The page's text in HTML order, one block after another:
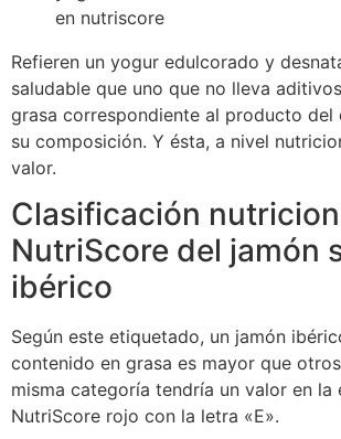
Refieren un yogur edulcorado y
saludable que uno que no lleva
grasa correspondiente al producto del
su composición. Y ésta, a nivel
valor.
Clasificación
NutriScore del jamón
ibérico
Según este etiquetado, un jamón
contenido en grasa es mayor que
misma categoría tendría un valor en la
NutriScore rojo con la letra «E».